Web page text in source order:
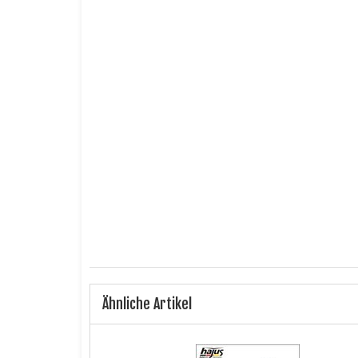
Ähnliche Artikel